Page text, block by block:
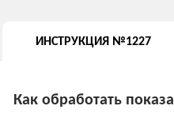
ИНСТРУКЦИЯ №1227
Как обработать